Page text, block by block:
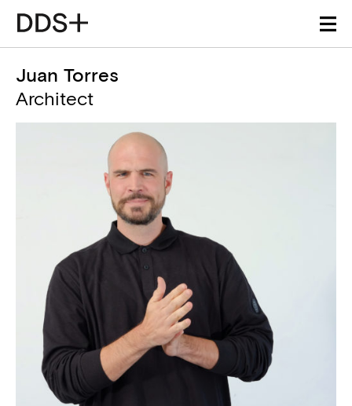
Juan Torres
Architect